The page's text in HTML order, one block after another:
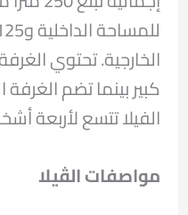
الخارجية. تحتوي
كبير بينما تضم
الفيلا تتسع لأربعة
مواصفات الڤيلا